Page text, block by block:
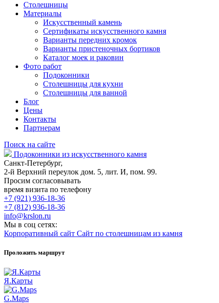
Столешницы
Материалы
Искусственный камень
Сертификаты искусственного камня
Варианты передних кромок
Варианты пристеночных бортиков
Каталог моек и раковин
Фото работ
Подоконники
Столешницы для кухни
Столешницы для ванной
Блог
Цены
Контакты
Партнерам
Поиск на сайте
Подоконники из искусственного камня
Санкт-Петербург,
2-й Верхний переулок дом. 5, лит. И, пом. 99.
Просим согласовывать
время визита по телефону
+7 (921) 936-18-36
+7 (812) 936-18-36
info@krslon.ru
Мы в соц сетях:
Корпоративный сайт Сайт по столешницам из камня
Проложить маршрут
Я.Карты
G.Maps